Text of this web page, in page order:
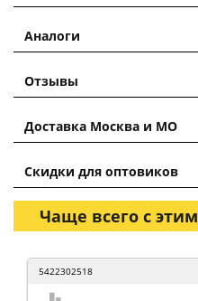
Аналоги
Отзывы
Доставка Москва и МО
Скидки для оптовиков
Чаще всего с
5422302518